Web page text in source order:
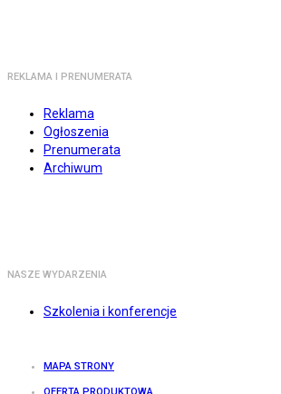
REKLAMA I PRENUMERATA
Reklama
Ogłoszenia
Prenumerata
Archiwum
NASZE WYDARZENIA
Szkolenia i konferencje
MAPA STRONY